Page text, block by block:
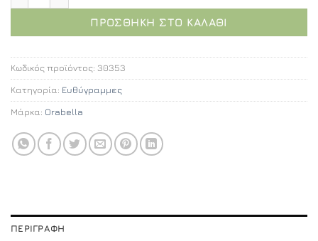
ΠΡΟΣΘΉΚΗ ΣΤΟ ΚΑΛΆΘΙ
Κωδικός προϊόντος: 30353
Κατηγορία: Ευθύγραμμες
Μάρκα: Orabella
ΠΕΡΙΓΡΑΦΉ